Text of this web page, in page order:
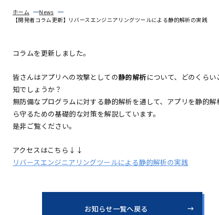
ホーム
News
【開発者コラム更新】リバースエンジニアリングツールによる静的解析の実践
コラムを更新しました。
皆さんはアプリへの攻撃としての静的解析について、どのくらい
知でしょうか？
無防備なプログラムに対する静的解析を通して、アプリを静的解
ら守るための基礎的な対策を解説しています。
是非ご覧ください。
アクセスはこちら↓↓
リバースエンジニアリングツールによる静的解析の実践
お知らせ一覧へ戻る